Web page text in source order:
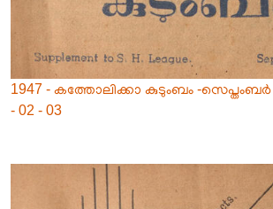
1947 - കത്തോലിക്കാ കുടുംബം -സെപ്തംബർ
- 02 - 03